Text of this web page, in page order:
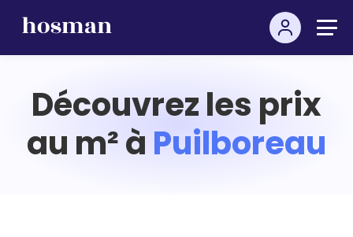
Découvrez les prix
au m² à Puilboreau